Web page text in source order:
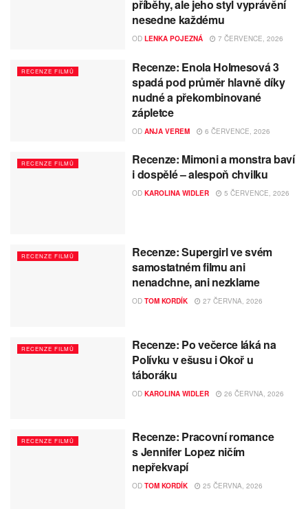
příběhy, ale jeho styl vyprávění
nesedne každému
OD LENKA POJEZNÁ 7 ČERVENCE, 2026
RECENZE FILMŮ
Recenze: Enola Holmesová 3
spadá pod průměr hlavně díky
nudné a překombinované
zápletce
OD ANJA VEREM 6 ČERVENCE, 2026
RECENZE FILMŮ
Recenze: Mimoni a monstra baví
i dospělé – alespoň chvilku
OD KAROLINA WIDLER 5 ČERVENCE, 2026
RECENZE FILMŮ
Recenze: Supergirl ve svém
samostatném filmu ani
nenadchne, ani nezklame
OD TOM KORDÍK 27 ČERVNA, 2026
RECENZE FILMŮ
Recenze: Po večerce láká na
Polívku v ešusu i Okoř u
táboráku
OD KAROLINA WIDLER 26 ČERVNA, 2026
RECENZE FILMŮ
Recenze: Pracovní romance
s Jennifer Lopez ničím
nepřekvapí
OD TOM KORDÍK 25 ČERVNA, 2026